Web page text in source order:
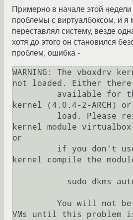
Примерно в начале этой недели
проблемы с виртуалбоксом, и я
переставлял систему, везде
хотя до этого он становился
проблем, ошибка -
WARNING: The vboxdrv
not loaded. Either there
kernel (4.0.4-2-ARCH)
kernel module
or
kernel compile the
VMs until this problem